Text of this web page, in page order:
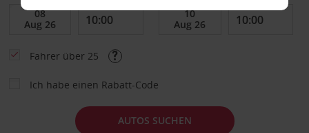
Fahrer über 25
Ich habe einen Rabatt-Code
AUTOS SUCHEN